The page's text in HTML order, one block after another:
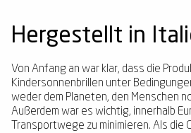
Hergestellt in
Von Anfang an war klar, dass die
Kindersonnenbrillen unter
weder dem Planeten, den Menschen
Außerdem war es wichtig, innerhalb
Transportwege zu minimieren. Als die